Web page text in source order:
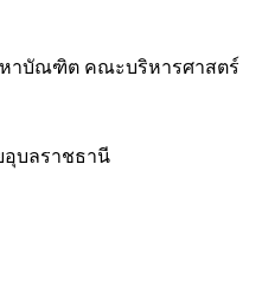
าบัณฑิต คณะบริหารศาสตร์
บลราชธานี